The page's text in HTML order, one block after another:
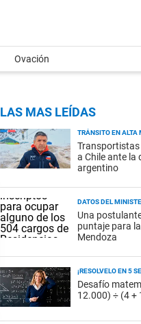
Ovación
LAS MAS LEÍDAS
TRÁNSITO EN ALTA
Transportistas
a Chile ante la
argentino
DATOS DEL
Una
puntaje para
Mendoza
¡RESOLVELO EN 5
Desafío
12.000) ÷ (4 +